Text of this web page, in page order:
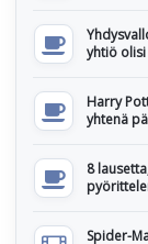
yhtiö olisi
Harry
yhtenä
8
Spider-